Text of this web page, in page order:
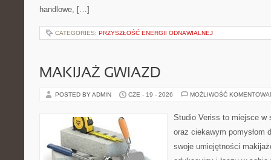
handlowe, […]
CATEGORIES: PRZYSZŁOŚĆ ENERGII ODNAWIALNEJ
MAKIJAŻ GWIAZD
POSTED BY ADMIN CZE - 19 - 2026 MOŻLIWOŚĆ
Studio Veriss to miejsce w
oraz ciekawym pomysłom
swoje umiejętności